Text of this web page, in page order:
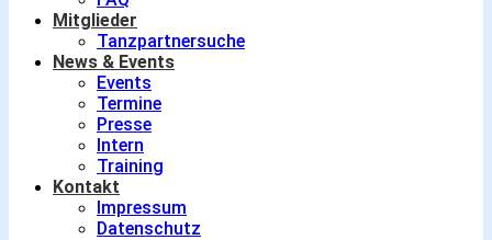
Mitglieder
Tanzpartnersuche
News & Events
Events
Termine
Presse
Intern
Training
Kontakt
Impressum
Datenschutz